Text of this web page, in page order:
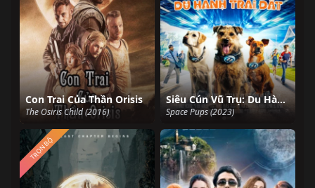
Con Trai Của Thần Orisis
The Osiris Child (2016)
Siêu Cún Vũ Trụ: Du Hành Trái Đất
Space Pups (2023)
TRỌN BỘ